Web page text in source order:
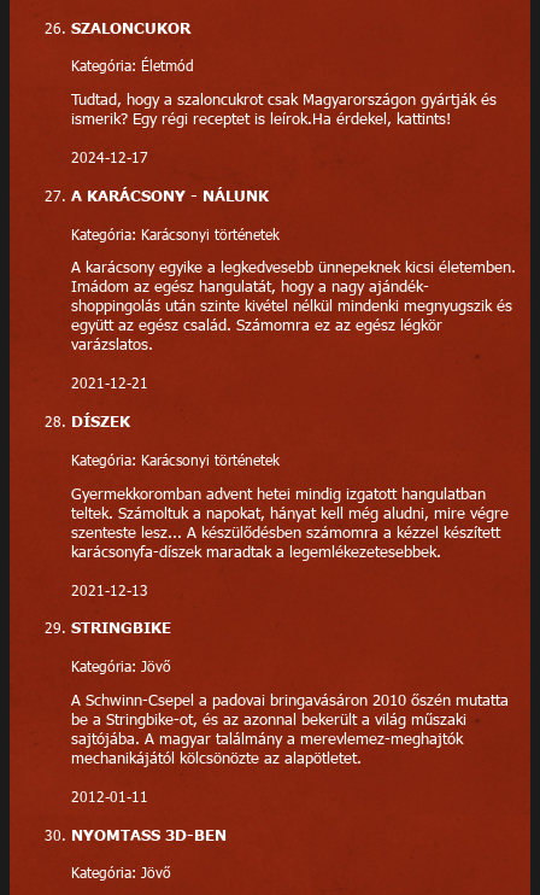
SZALONCUKOR
Kategória: Életmód
Tudtad, hogy a szaloncukrot csak Magyarországon gyártják és
ismerik? Egy régi receptet is leírok.Ha érdekel, kattints!
2024-12-17
A KARÁCSONY - NÁLUNK
Kategória: Karácsonyi történetek
A karácsony egyike a legkedvesebb ünnepeknek kicsi életemben.
Imádom az egész hangulatát, hogy a nagy ajándék-
shoppingolás után szinte kivétel nélkül mindenki megnyugszik és
együtt az egész család. Számomra ez az egész légkör
varázslatos.
2021-12-21
DÍSZEK
Kategória: Karácsonyi történetek
Gyermekkoromban advent hetei mindig izgatott hangulatban
teltek. Számoltuk a napokat, hányat kell még aludni, mire végre
szenteste lesz... A készülődésben számomra a kézzel készített
karácsonyfa-díszek maradtak a legemlékezetesebbek.
2021-12-13
STRINGBIKE
Kategória: Jövő
A Schwinn-Csepel a padovai bringavásáron 2010 őszén mutatta
be a Stringbike-ot, és az azonnal bekerült a világ műszaki
sajtójába. A magyar találmány a merevlemez-meghajtók
mechanikájától kölcsönözte az alapötletet.
2012-01-11
NYOMTASS 3D-BEN
Kategória: Jövő